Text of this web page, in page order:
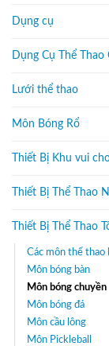
Dụng cụ
Dụng Cụ Thể Thao
Lưới thể thao
Môn Bóng Rổ
Thiết Bị Khu vui
Thiết Bị Thể Thao
Thiết Bị Thể Thao
Các môn thể thao
Môn bóng bàn
Môn bóng chuyền
Môn bóng đá
Môn cầu lông
Môn Pickleball